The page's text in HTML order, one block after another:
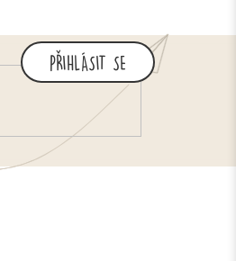
PŘIHLÁSIT SE